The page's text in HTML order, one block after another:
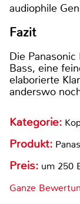
audiophile
Fazit
Die
Bass, eine
elaborierte
anderswo
Kategorie:
Produkt:
Preis: um 250
Ganze